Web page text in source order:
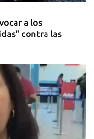
a los
contra las